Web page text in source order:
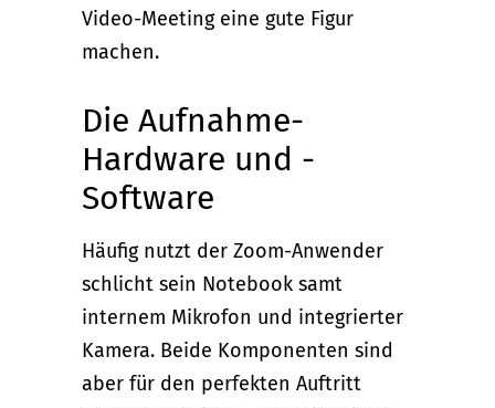
Video-Meeting eine gute Figur
machen.
Die Aufnahme-
Hardware und -
Software
Häufig nutzt der Zoom-Anwender
schlicht sein Notebook samt
internem Mikrofon und integrierter
Kamera. Beide Komponenten sind
aber für den perfekten Auftritt